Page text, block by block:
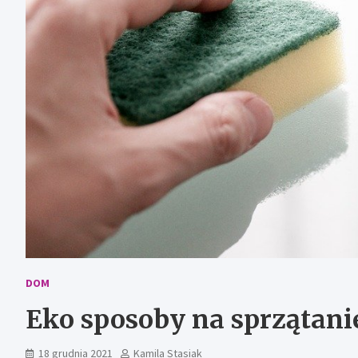
DOM
Eko sposoby na
18 grudnia 2021 Kamila Stasiak